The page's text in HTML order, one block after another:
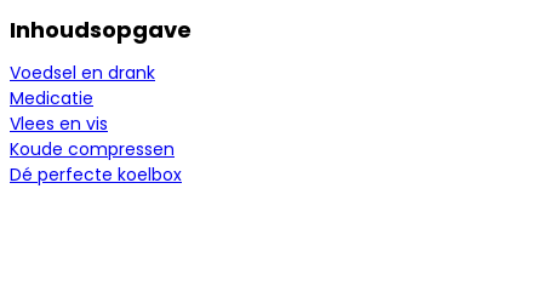
Inhoudsopgave
Voedsel en drank
Medicatie
Vlees en vis
Koude compressen
Dé perfecte koelbox